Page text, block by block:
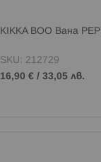
KIKKA BOO Вана
SKU: 212729
16,90 € /33,05 лв.